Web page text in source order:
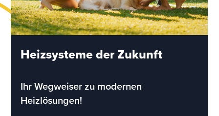
Heizsysteme der Zukunft
Ihr Wegweiser zu modernen
Heizlösungen!